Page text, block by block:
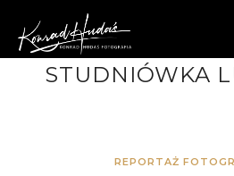
STUDNIÓWKA
REPORTAŻ